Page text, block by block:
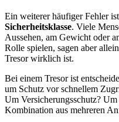
Ein weiterer häufiger Fehler
Sicherheitsklasse. Viele
Aussehen, am Gewicht oder
Rolle spielen, sagen aber
Tresor wirklich ist.
Bei einem Tresor ist
um Schutz vor schnellem
Um Versicherungsschutz? Um
Kombination aus mehreren